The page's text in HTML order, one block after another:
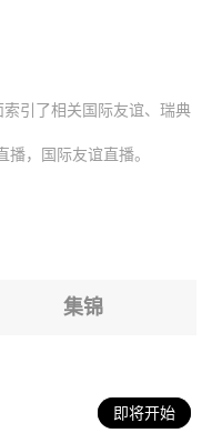
引了相关国际友谊、瑞典
，国际友谊直播。
集锦
即将开始